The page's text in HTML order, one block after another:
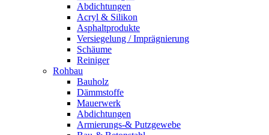
Abdichtungen
Acryl & Silikon
Asphaltprodukte
Versiegelung / Imprägnierung
Schäume
Reiniger
Rohbau
Bauholz
Dämmstoffe
Mauerwerk
Abdichtungen
Armierungs-& Putzgewebe